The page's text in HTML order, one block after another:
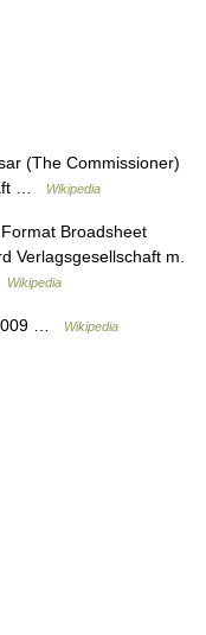
(The Commissioner)
…
Wikipedia
Broadsheet
Verlagsgesellschaft m.
Wikipedia
… Wikipedia